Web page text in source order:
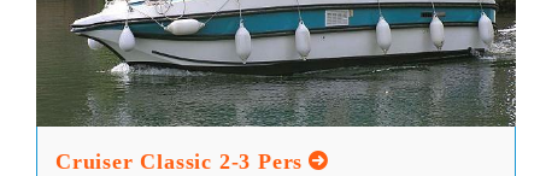
Cruiser Classic 2-3 Pers